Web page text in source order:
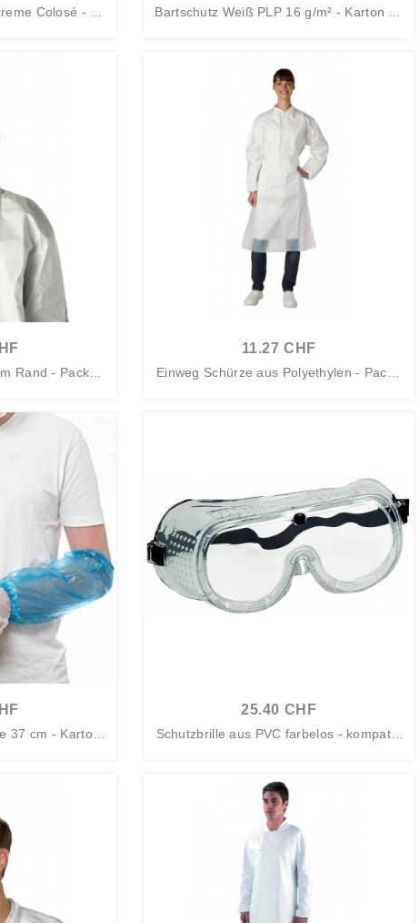
Colosé - 15
Bartschutz Weiß PLP 16 g/m² - Karton mi
Rand - Packun
11.27 CHF
Einweg Schürze aus Polyethylen - Packu
37 cm - Karton
25.40 CHF
Schutzbrille aus PVC farbelos - kompatib